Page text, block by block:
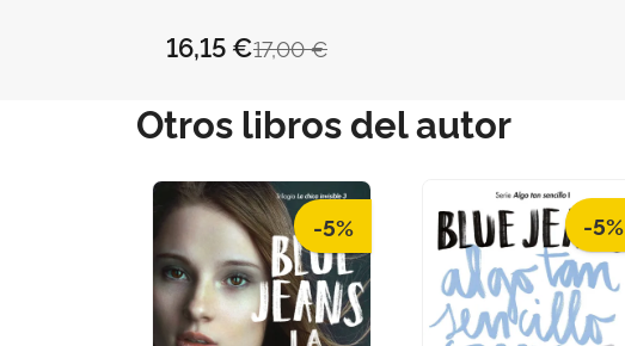
17,00 €
16,15 €
Otros libros del autor
-5% -5%